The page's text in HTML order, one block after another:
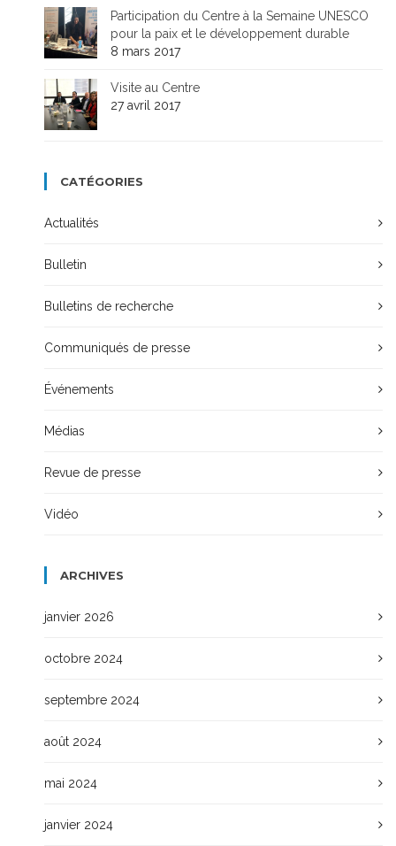
Participation du Centre à la Semaine UNESCO
pour la paix et le développement durable
8 mars 2017
Visite au Centre
27 avril 2017
CATÉGORIES
Actualités
Bulletin
Bulletins de recherche
Communiqués de presse
Événements
Médias
Revue de presse
Vidéo
ARCHIVES
janvier 2026
octobre 2024
septembre 2024
août 2024
mai 2024
janvier 2024